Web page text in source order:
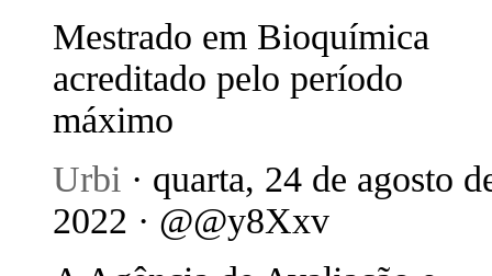
Mestrado em Bioquímica
acreditado pelo período
máximo
Urbi · quarta, 24 de agosto
2022 · @@y8Xxv